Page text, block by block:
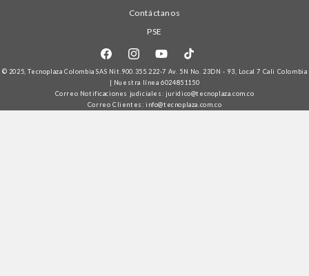
Contáctanos
PSE
FacebookInstagram
YouTube
© 2025,Tecnoplaza Colombia SAS Nit.900.355.222-7 Av. 5N No. 23DN - 93, Local 7 Cali Colombia
| Nuestra línea6024851150
Correo Notificaciones judiciales: juridico@tecnoplaza.com.co
Correo Clientes: info@tecnoplaza.com.co